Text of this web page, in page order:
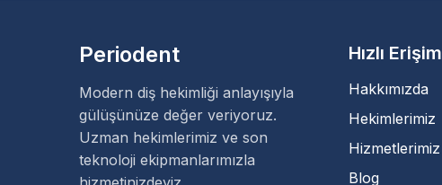
Periodent
Modern diş hekimliği anlayışıyla
gülüşünüze değer veriyoruz.
Uzman hekimlerimiz ve son
teknoloji ekipmanlarımızla
Hızlı Erişim
Hakkımızda
Hekimlerimiz
Hizmetlerimiz
Blog